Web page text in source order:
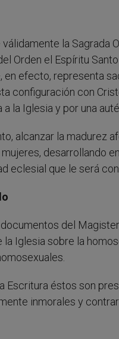
la Sagrada
Orden el Espíritu
efecto, representa
configuración con
la Iglesia y por una
alcanzar la madurez
desarrollando
eclesial que le será
del
Iglesia sobre la
Escritura éstos son
inmorales y